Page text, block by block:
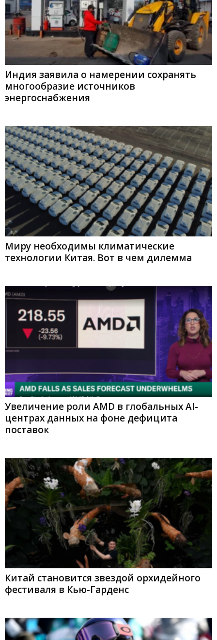
Индия заявила о намерении сохранять
многообразие источников
энергоснабжения
Миру необходимы климатические
технологии Китая. Вот в чем дилемма
Увеличение роли AMD в глобальных AI-
центрах данных на фоне дефицита
поставок
Китай становится звездой орхидейного
фестиваля в Кью-Гарденс